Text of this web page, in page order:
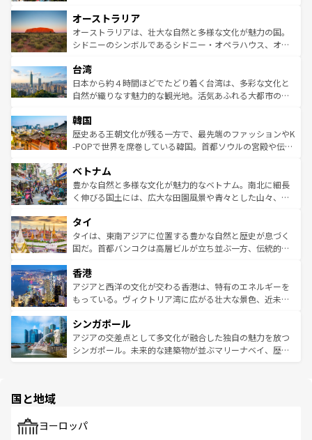
部のニューオーリンズでは、音楽と美食が融合した独特の
文化が魅力。旅行者はアメリカの各地域で異なる魅力を楽
しみながら、その多様性と豊かな歴史を感じることができ
ならではの贅沢な旅のスタイルだ。 なお、新着のアメリカ
情報はコンテンツ一覧を参照してほしい。
ワイ島は見逃せない。また、定番の観光地といえばオアフ
島だが、静かな自然を求めるならマウイ島やカウアイ島が
おすすめ。エメラルドグリーンに輝く海をはじめ、豊かな
れるおもてなしの心で訪れる人々を迎えてくれるハワイの
人々、おいしいローカルフードやハワイアンミュージッ
ク、伝統的なフラダンスなど、すべてがハワイの魅力を彩
ワイを、存分に味わってほしい。 なお、新着のハワイ情報
はコンテンツ一覧を参照してほしい。
オーストラリア
オーストラリアは、壮大な自然と多様な文化が魅力の国。
シドニーのシンボルであるシドニー・オペラハウス、オー
リアリーフや大陸中央部にそびえるウルル（エアーズロッ
ク）、タスマニアの美しい原生林やケアンズの熱帯雨林な
ど、見どころがたくさん。また、カフェやワイン、オージ
いる。アクティビティも充実しており、サーフィンやダイ
ビング、ハイキングなど、アウトドア好きにはたまらな
い。オーストラリアの多彩な魅力を存分に味わいつくそ
参照してほしい。
台湾
日本から約４時間ほどでたどり着く台湾は、多彩な文化と
自然が織りなす魅力的な観光地。活気あふれる大都市の台
ン）、静ひつな山岳地帯である台湾東部など、都市の喧騒
と山間の静けさが共存しており、訪れる人に新しい発見と
驚きをもたらしてくれる。また、奥深い台湾の食文化も魅
容にもいいと評判のスイーツなど、バラエティ豊かな料理
が味わえる。 なお、新着の台湾情報は コンテンツ一覧を参
照してほしい。
韓国
歴史ある王朝文化が残る一方で、最先端のファッションやK
-POPで世界を席巻している韓国。首都ソウルの宮殿や伝統
き、地方に足を延ばせば四季折々の自然美を楽しむことが
できる。そして、キムチや焼肉、絶品のストリートフード
まで、さまざまな韓国料理が待っている。夜には、韓国な
リティに包まれながら、韓国の多彩な魅力を心ゆくまで味
わってみてほしい。 なお、新着の韓国情報はコンテンツ一
覧を参照してほしい。
ベトナム
豊かな自然と多様な文化が魅力的なベトナム。南北に細長
く伸びる国土には、広大な田園風景や青々とした山々、世
急速な発展と共に伝統が息づく。ハノイの古い町並みやホ
ーチミン市のフランス統治時代の建物も、独特の雰囲気を
醸し出している。また、バラエティの豊かさとおいしさで
とつ。フォーやバインミー、ベトナムコーヒーなどは、ぜ
ひ現地で味わいたい。どの地域を訪れてもあたたかい人々
が旅行者を迎えてくれるので、きっと忘れられない旅にな
参照してほしい。
タイ
タイは、東南アジアに位置する豊かな自然と歴史が息づく
国だ。首都バンコクは高層ビルが立ち並ぶ一方、伝統的な
の活気が交差している。北部ではチェンマイなどの山岳地
帯で自然と触れ合い、南部ではプーケットやクラビの美し
いビーチでリゾート気分を楽しむことができる。タイ料理
激する。気候は一年中温暖で、どの季節にも異なる楽しみ
が待っている。親しみやすいタイの人々、仏教を中心とし
た文化、そして多様な観光資源が、訪れる旅人を魅了し続
香港
アジアと西洋の文化が交わる香港は、特有のエネルギーを
もっている。ヴィクトリア湾に広がる壮大な景色、近未来
み、どこを訪れても感動するはず。観光スポットが密集し
ており、効率よく見どころを回れるのも魅力。息をのむよ
うな絶景から文化的な体験まで、香港を存分に楽しみ尽く
シンガポール
アジアの交差点として多文化が融合した独自の魅力を放つ
シンガポール。未来的な建築物が並ぶマリーナベイ、歴史
で、ホーカーズは地元の風情を楽しめる外せないスポット
国と地域
ヨーロッパ